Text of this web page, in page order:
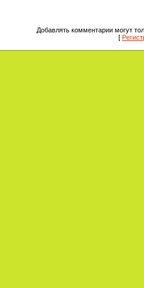
Добавлять комментарии могут
[